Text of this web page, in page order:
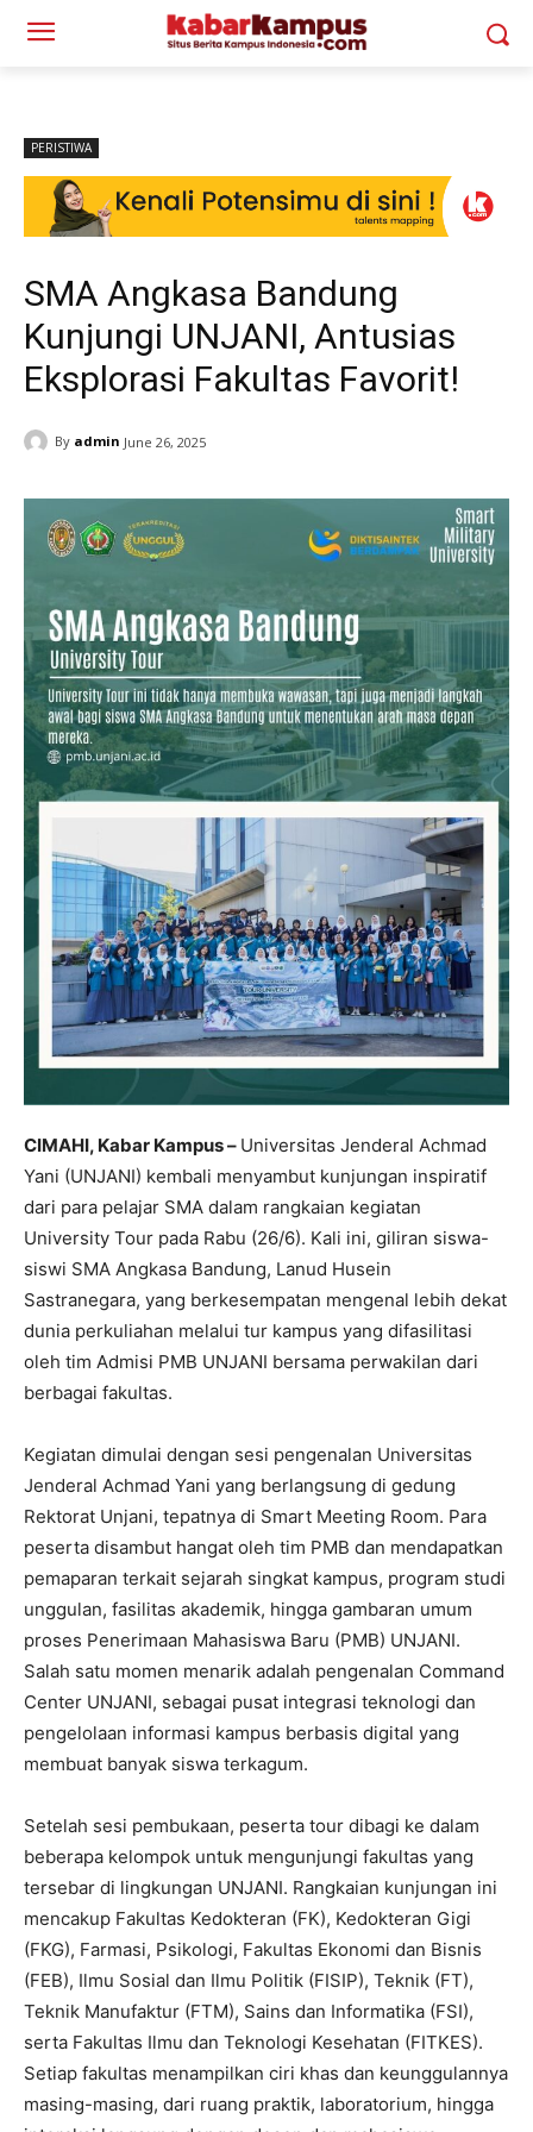
PERISTIWA
SMA Angkasa Bandung
Kunjungi UNJANI, Antusias
Eksplorasi Fakultas Favorit!
By admin June 26, 2025
CIMAHI, Kabar Kampus – Universitas Jenderal Achmad
Yani (UNJANI) kembali menyambut kunjungan inspiratif
dari para pelajar SMA dalam rangkaian kegiatan
University Tour pada Rabu (26/6). Kali ini, giliran siswa-
siswi SMA Angkasa Bandung, Lanud Husein
Sastranegara, yang berkesempatan mengenal lebih dekat
dunia perkuliahan melalui tur kampus yang difasilitasi
oleh tim Admisi PMB UNJANI bersama perwakilan dari
berbagai fakultas.
Kegiatan dimulai dengan sesi pengenalan Universitas
Jenderal Achmad Yani yang berlangsung di gedung
Rektorat Unjani, tepatnya di Smart Meeting Room. Para
peserta disambut hangat oleh tim PMB dan mendapatkan
pemaparan terkait sejarah singkat kampus, program studi
unggulan, fasilitas akademik, hingga gambaran umum
proses Penerimaan Mahasiswa Baru (PMB) UNJANI.
Salah satu momen menarik adalah pengenalan Command
Center UNJANI, sebagai pusat integrasi teknologi dan
pengelolaan informasi kampus berbasis digital yang
membuat banyak siswa terkagum.
Setelah sesi pembukaan, peserta tour dibagi ke dalam
beberapa kelompok untuk mengunjungi fakultas yang
tersebar di lingkungan UNJANI. Rangkaian kunjungan ini
mencakup Fakultas Kedokteran (FK), Kedokteran Gigi
(FKG), Farmasi, Psikologi, Fakultas Ekonomi dan Bisnis
(FEB), Ilmu Sosial dan Ilmu Politik (FISIP), Teknik (FT),
Teknik Manufaktur (FTM), Sains dan Informatika (FSI),
serta Fakultas Ilmu dan Teknologi Kesehatan (FITKES).
Setiap fakultas menampilkan ciri khas dan keunggulannya
masing-masing, dari ruang praktik, laboratorium, hingga